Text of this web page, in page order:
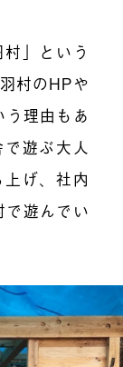
」という
村のHPや
理由もあ
遊ぶ大人
げ、社内
遊んでい